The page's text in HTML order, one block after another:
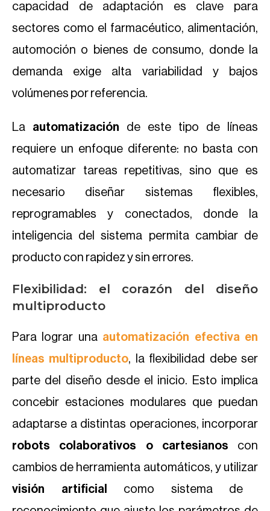
capacidad de adaptación es clave para
sectores como el farmacéutico, alimentación,
automoción o bienes de consumo, donde la
demanda exige alta variabilidad y bajos
volúmenes por referencia.
La automatización de este tipo de líneas
requiere un enfoque diferente: no basta con
automatizar tareas repetitivas, sino que es
necesario diseñar sistemas flexibles,
reprogramables y conectados, donde la
inteligencia del sistema permita cambiar de
producto con rapidez y sin errores.
Flexibilidad: el corazón del diseño
multiproducto
Para lograr una automatización efectiva en
líneas multiproducto, la flexibilidad debe ser
parte del diseño desde el inicio. Esto implica
concebir estaciones modulares que puedan
adaptarse a distintas operaciones, incorporar
robots colaborativos o cartesianos con
cambios de herramienta automáticos, y utilizar
visión artificial como sistema de